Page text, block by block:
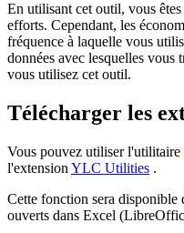
En utilisant cet outil, vous
efforts. Cependant, les
fréquence à laquelle vous
données avec lesquelles vous
vous utilisez cet outil.
Télécharger les
Vous pouvez utiliser l'utilitaire
l'extension YLC Utilities .
Cette fonction sera disponible
ouverts dans Excel